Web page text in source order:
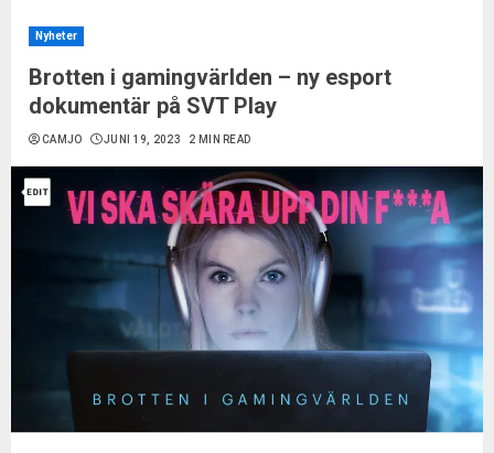
Nyheter
Brotten i gamingvärlden – ny esport
dokumentär på SVT Play
CAMJO JUNI 19, 2023 2 MIN READ